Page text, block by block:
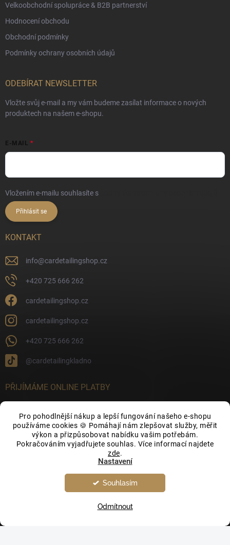
Pro pohodlnější nákup a lepší fungování našeho e-shopu
používáme cookies 🍪 Pomáhají nám zlepšovat služby, měřit
výkon a přizpůsobovat nabídku vašim potřebám.
Pokračováním vyjadřujete souhlas. Více informací najdete
zde.
Nastavení
Odmítnout
Souhlasím
Velkoobchodní spolupráce & B2B partnerství
Hodnocení obchodu
Obchodní podmínky
Podmínky ochrany osobních údajů
ODEBÍRAT NEWSLETTER
Vložte svůj e-mail a my vám budeme zasílat informace o nových
produktech na našem e-shopu.
E-MAIL
Vložením e-mailu souhlasíte s
Přihlásit se
KONTAKT
info@cardetailingshop.cz
+420 725 666 262
cardetailingshop.cz
cardetailingshop.cz
+420 725 666 262
@cardetailingkladno
PŘIJÍMÁME ONLINE PLATBY
FACEBOOK
CarDetailingShop.cz. Všechna práva vyhrazena.